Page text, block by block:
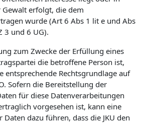
erfolgt, die dem
wurde (Art 6 Abs 1 lit e und Abs
3 und 6 UG).
zum Zwecke der Erfüllung eines
die betroffene Person ist,
entsprechende Rechtsgrundlage auf
Sofern die Bereitstellung der
für diese Datenverarbeitungen
vorgesehen ist, kann eine
dazu führen, dass die JKU den